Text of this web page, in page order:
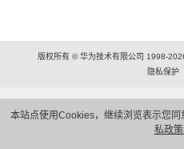
本站点使用Cookies，继续浏览表示您同
私政
版权所有 © 华为技术有限公司 1998-
隐私保护